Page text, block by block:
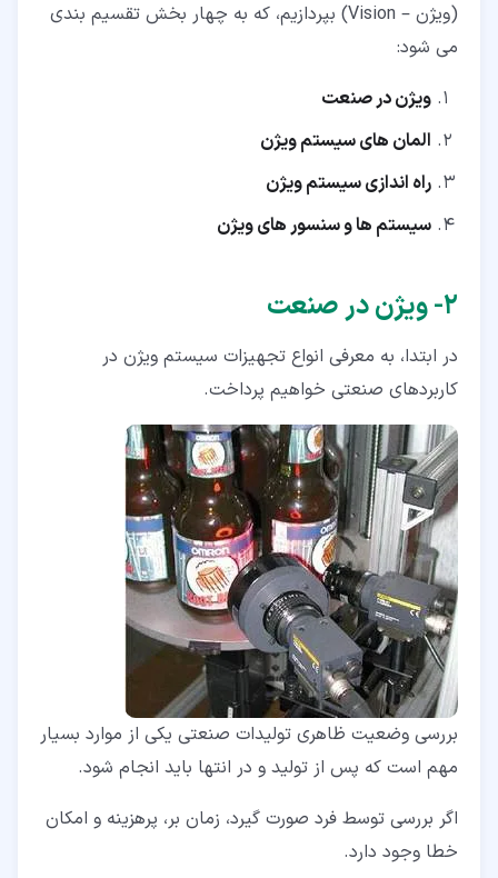
۵‏- نصب و راه اندازی سیستم پردازش تصویر
۵‏-‏۱‏- انتخاب لنز برای پردازش تصویر
۵‏-‏۲‏- انتخاب نور برای پردازش تصویر
۵‏-‏۳‏- نصب دوربین در سیستم پردازش تصویر
۵‏-‏۴‏- تریگر کردن سیستم پردازش تصویر
۵‏-‏۵‏- تنظیم اندازه گیری سیستم ویژن
(ویژن – Vision) بپردازیم، که به چهار بخش تقسیم بندی
می شود:
ویژن در صنعت
المان های سیستم ویژن
راه اندازی سیستم ویژن
سیستم ها و سنسور های ویژن
۲‏- ویژن در صنعت
در ابتدا، به معرفی انواع تجهیزات سیستم ویژن در
کاربردهای صنعتی خواهیم پرداخت.
بررسی وضعیت ظاهری تولیدات صنعتی یکی از موارد بسیار
مهم است که پس از تولید و در انتها باید انجام شود.
اگر بررسی توسط فرد صورت گیرد، زمان بر، پرهزینه و امکان
خطا وجود دارد.